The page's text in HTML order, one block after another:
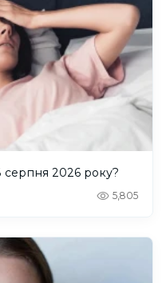
серпня 2026 року?
5,805